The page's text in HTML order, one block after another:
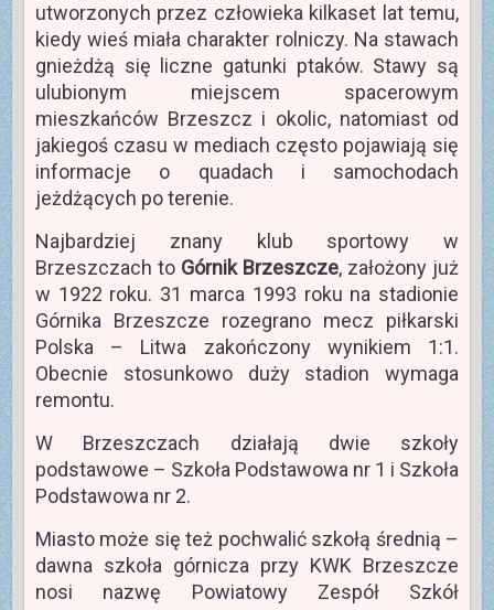
utworzonych przez człowieka kilkaset lat temu,
kiedy wieś miała charakter rolniczy. Na stawach
gnieżdżą się liczne gatunki ptaków. Stawy są
ulubionym miejscem spacerowym
mieszkańców Brzeszcz i okolic, natomiast od
jakiegoś czasu w mediach często pojawiają się
informacje o quadach i samochodach
jeżdżących po terenie.
Najbardziej znany klub sportowy w
Brzeszczach to Górnik Brzeszcze, założony już
w 1922 roku. 31 marca 1993 roku na stadionie
Górnika Brzeszcze rozegrano mecz piłkarski
Polska – Litwa zakończony wynikiem 1:1.
Obecnie stosunkowo duży stadion wymaga
remontu.
W Brzeszczach działają dwie szkoły
podstawowe – Szkoła Podstawowa nr 1 i Szkoła
Podstawowa nr 2.
Miasto może się też pochwalić szkołą średnią –
dawna szkoła górnicza przy KWK Brzeszcze
nosi nazwę Powiatowy Zespół Szkół